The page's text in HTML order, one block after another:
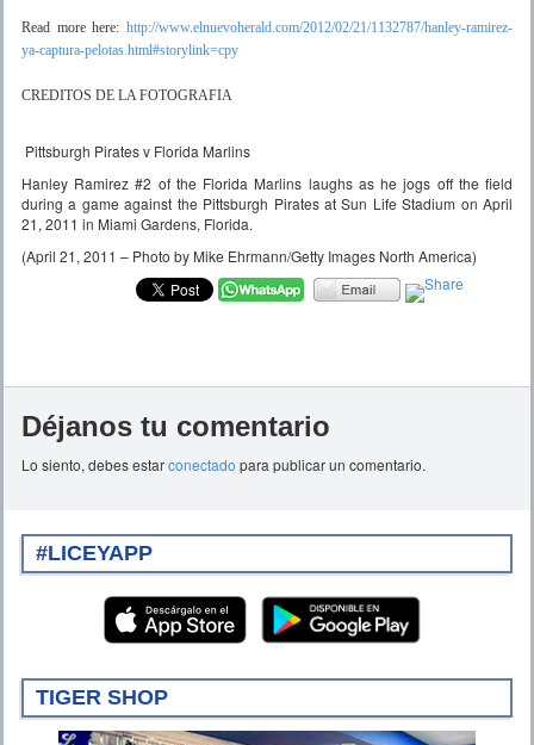
Read more here: http://www.elnuevoherald.com/2012/02/21/1132787/hanley-ramirez-
ya-captura-pelotas.html#storylink=cpy
CREDITOS DE LA FOTOGRAFIA
Pittsburgh Pirates v Florida Marlins
Hanley Ramirez #2 of the Florida Marlins laughs as he jogs off the field
during a game against the Pittsburgh Pirates at Sun Life Stadium on April
21, 2011 in Miami Gardens, Florida.
(April 21, 2011 – Photo by Mike Ehrmann/Getty Images North America)
Déjanos tu comentario
Lo siento, debes estarconectado para publicar un comentario.
#LICEYAPP
TIGER SHOP